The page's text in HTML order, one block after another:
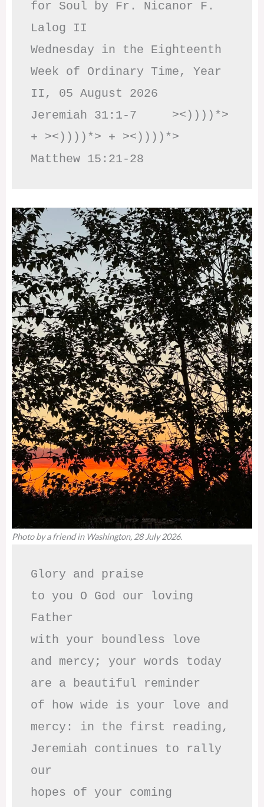
for Soul by Fr. Nicanor F.
Lalog II
Wednesday in the Eighteenth
Week of Ordinary Time, Year
II, 05 August 2026
Jeremiah 31:1-7     ><))))*>
+ ><))))*> + ><))))*>
Matthew 15:21-28
Photo by a friend in Washington, 28 July 2026.
Glory and praise
to you O God our loving
Father
with your boundless love
and mercy; your words today
are a beautiful reminder
of how wide is your love and
mercy: in the first reading,
Jeremiah continues to rally
our
hopes of your coming